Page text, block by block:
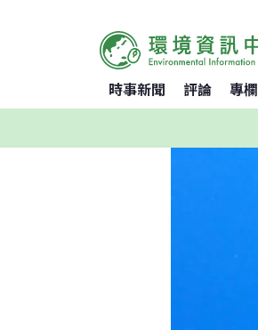
時事新聞 評論 專欄